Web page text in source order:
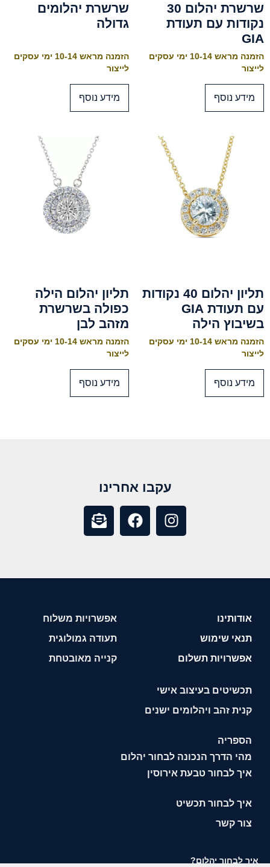
שרשרת יהלום 30
נקודות עם תעודת
GIA
הזמנה מראש 10-14 ימי עסקים
לייצור
מידע נוסף
שרשרת יהלומים
גדולה
הזמנה מראש 10-14 ימי עסקים
לייצור
מידע נוסף
תליון יהלום 40 נקודות
עם תעודת GIA
בשיבוץ הילה
הזמנה מראש 10-14 ימי עסקים
לייצור
מידע נוסף
תליון יהלום הילה
כפולה בשרשרת
מזהב לבן
הזמנה מראש 10-14 ימי עסקים
לייצור
מידע נוסף
עקבו אחרינו
אודותינו
תנאי שימוש
אפשרויות תשלום
אפשרויות משלוח
תעודה גמולוגית
קנייה מאובטחת
תכשיטים בעיצוב אישי
קנית זהב ויהלומים ישנים
הספריה
מהי הדרך הנכונה לבחור יהלום
איך לבחור טבעת אירוסין
איך לבחור תכשיט
צור קשר
איך לבחור יהלום?